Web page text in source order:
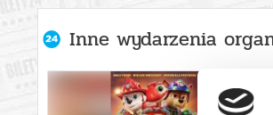
Inne wydarzenia